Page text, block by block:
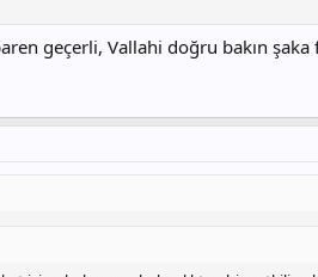
geçerli, Vallahi doğru bakın şaka